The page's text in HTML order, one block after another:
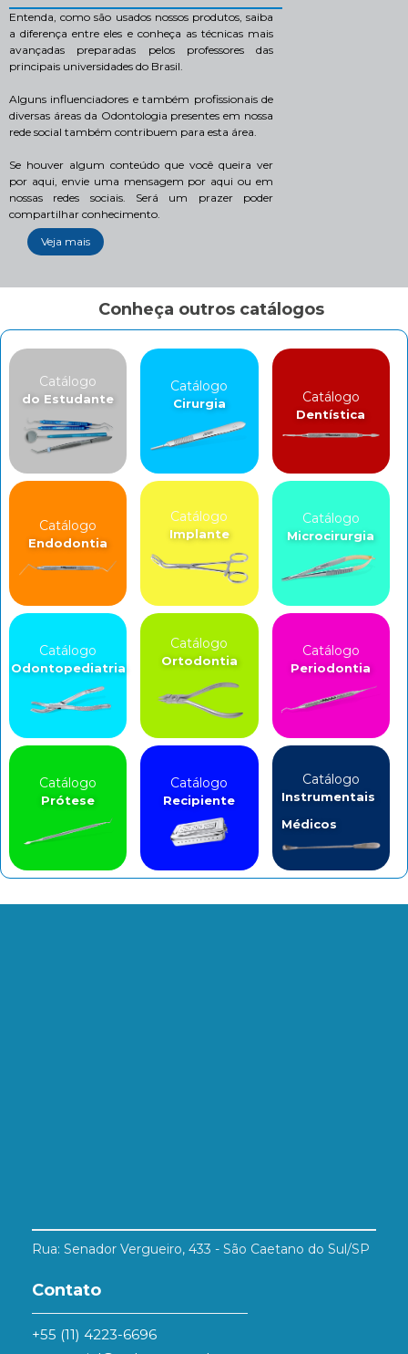
Entenda, como são usados nossos produtos, saiba
a diferença entre eles e conheça as técnicas mais
avançadas preparadas pelos professores das
principais universidades do Brasil.
Alguns influenciadores e também profissionais de
diversas áreas da Odontologia presentes em nossa
rede social também contribuem para esta área.
Se houver algum conteúdo que você queira ver
por aqui, envie uma mensagem por aqui ou em
nossas redes sociais. Será um prazer poder
compartilhar conhecimento.
Veja mais
Conheça outros catálogos
Catálogo
do Estudante
Catálogo
Cirurgia Catálogo
Dentística
Catálogo
Endodontia
Catálogo
Implante
Catálogo
Microcirurgia
Catálogo
Odontopediatria
Catálogo
Ortodontia
Catálogo
Periodontia
Catálogo
Prótese
Catálogo
Recipiente
Catálogo
Instrumentais
Médicos
Rua: Senador Vergueiro, 433 - São Caetano do Sul/SP
Contato
+55 (11) 4223-6696